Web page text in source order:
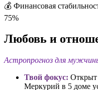
💰 Финансовая
75%
Любовь и
Астропрогноз для
Твой фокус: Открыт
Меркурий в 5 доме